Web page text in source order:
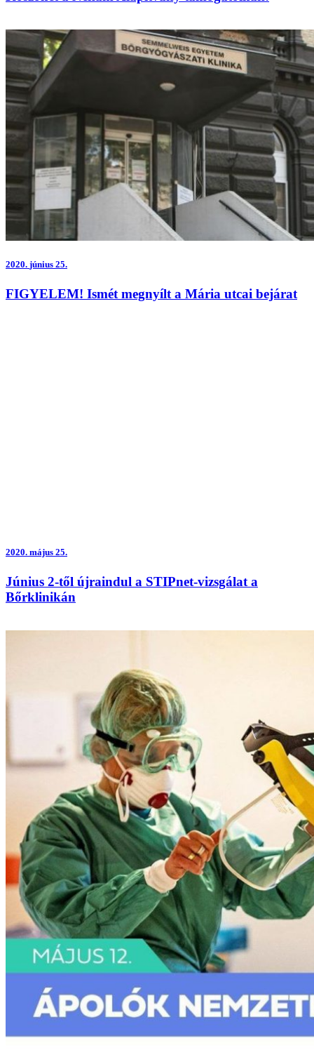
2020. június 25.
FIGYELEM! Ismét megnyílt a Mária utcai bejárat
2020. május 25.
Június 2-től újraindul a STIPnet-vizsgálat a
Bőrklinikán